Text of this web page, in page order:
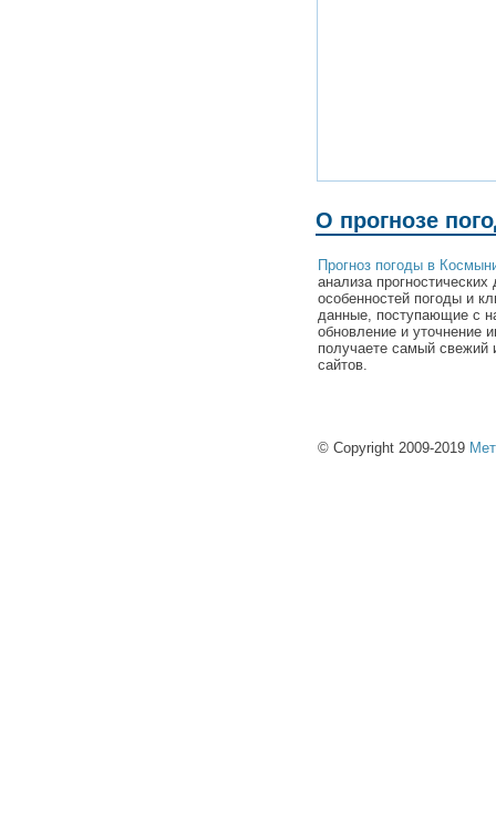
О прогнозе
Прогноз погоды в
анализа
особенностей погоды и
данные, поступающие с
обновление и уточнение
получаете самый свежий
сайтов.
© Copyright 2009-2019